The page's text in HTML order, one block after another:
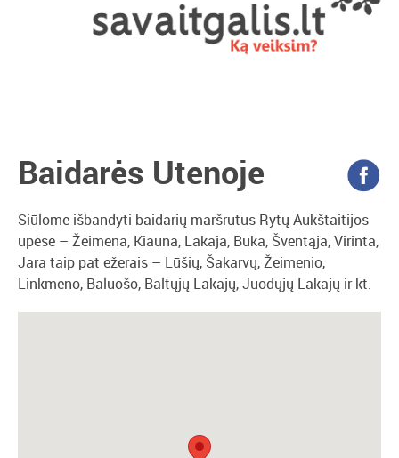
Baidarės Utenoje
Siūlome išbandyti baidarių maršrutus Rytų Aukštaitijos
upėse – Žeimena, Kiauna, Lakaja, Buka, Šventąja, Virinta,
Jara taip pat ežerais – Lūšių, Šakarvų, Žeimenio,
Linkmeno, Baluošo, Baltųjų Lakajų, Juodųjų Lakajų ir kt.